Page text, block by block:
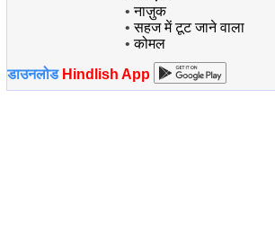
•नाज़ुक
•सहज में टूट जाने वाला
•कोमल
डाउनलोड Hindlish App